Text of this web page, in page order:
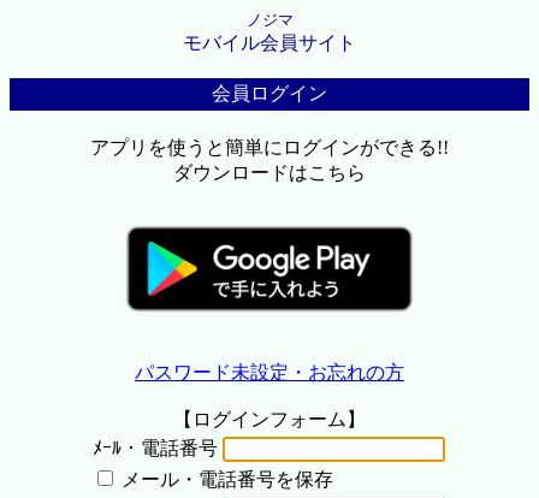
ノジマ
モバイル会員サイト
会員ログイン
アプリを使うと簡単にログインができる!!
ダウンロードはこちら
パスワード未設定・お忘れの方
【ログインフォーム】
ﾒｰﾙ・電話番号
メール・電話番号を保存